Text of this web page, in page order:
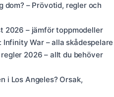
dom? – Prövotid, regler och
2026 – jämför toppmodeller
Infinity War – alla skådespelare
2026 – allt du behöver
i Los Angeles? Orsak,